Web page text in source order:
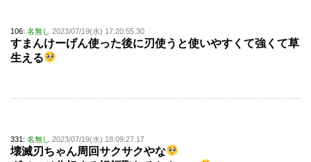
106: 名無し 2023/07/19(水) 17:20:55.30
すまんけーげん使った後に刃使うと使いやすくて強くて草
生える
331: 名無し 2023/07/19(水) 18:09:27.17
壊滅刃ちゃん周回サクサクやな